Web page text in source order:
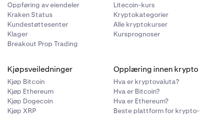
øverst til
Etter at
via e-post.
til
Oppføring av eiendeler
Kraken Status
Kundestøttesenter
Klager
Breakout Prop Trading
Litecoin-kurs
Kryptokategorier
Alle kryptokurser
Kursprognoser
Kjøpsveiledninger
Kjøp Bitcoin
Kjøp Ethereum
Kjøp Dogecoin
Kjøp XRP
Opplæring innen krypto
Hva er kryptovaluta?
Hva er Bitcoin?
Hva er Ethereum?
Beste plattform for krypto-